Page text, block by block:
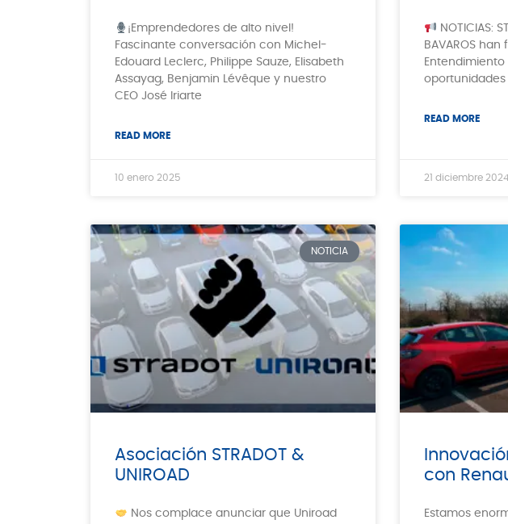
¡Emprendedores de alto nivel!
Fascinante conversación con Michel-
Edouard Leclerc, Philippe Sauze, Elisabeth
Assayag, Benjamin Lévêque y nuestro
CEO José Iriarte
READ MORE
10 enero 2025
NOTICIAS:
BAVAROS
READ MORE
21 diciembre 2024
NOTICIA
Asociación STRADOT &
UNIROAD
Nos complace anunciar que Uniroad
con
Estamos